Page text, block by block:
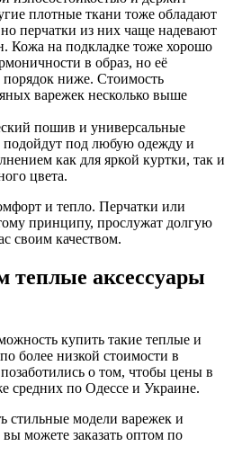
плотные ткани тоже обладают
перчатки из них чаще надевают
Кожа на подкладке тоже хорошо
в образ, но её
порядок ниже. Стоимость
варежек несколько выше
пошив и универсальные
подойдут под любую одежду и
как для яркой куртки, так и
цвета.
и тепло. Перчатки или
принципу, прослужат долгую
своим качеством.
теплые аксессуары
купить такие теплые и
более низкой стоимости в
о том, чтобы цены в
средних по Одессе и Украине.
стильные модели варежек и
можете заказать оптом по